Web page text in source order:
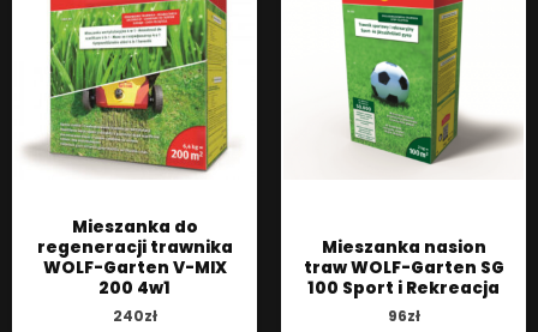
Mieszanka do
regeneracji trawnika
WOLF-Garten V-MIX
200 4w1
240zł
Mieszanka nasion
traw WOLF-Garten SG
100 Sport i Rekreacja
96zł